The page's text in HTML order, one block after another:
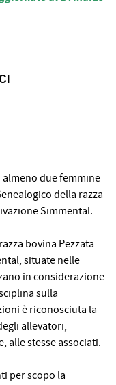
due femmine
della razza
Simmental.
bovina Pezzata
situate nelle
in considerazione
sulla
è riconosciuta la
allevatori,
alle stesse associati.
per scopo la